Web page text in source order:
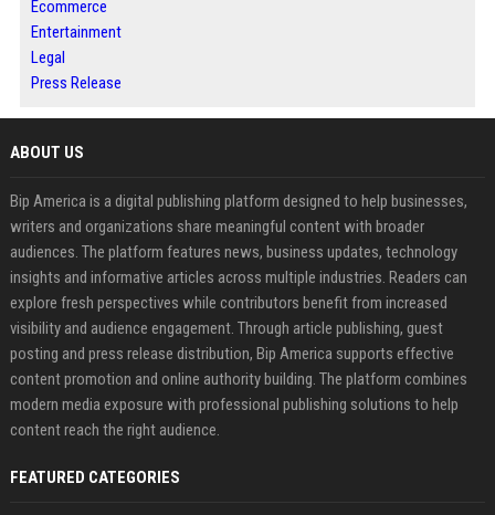
Ecommerce
Entertainment
Legal
Press Release
ABOUT US
Bip America is a digital publishing platform designed to help businesses,
writers and organizations share meaningful content with broader
audiences. The platform features news, business updates, technology
insights and informative articles across multiple industries. Readers can
explore fresh perspectives while contributors benefit from increased
visibility and audience engagement. Through article publishing, guest
posting and press release distribution, Bip America supports effective
content promotion and online authority building. The platform combines
modern media exposure with professional publishing solutions to help
content reach the right audience.
FEATURED CATEGORIES